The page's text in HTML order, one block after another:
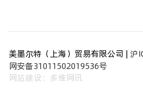
美墨尔特（上海）贸易有限公司 | 沪
网安备31011502019536号
网站建设：多维网讯